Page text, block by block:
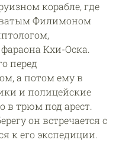
корабле, где
Филимоном
Кхи-Оска.
перед
а потом ему в
и полицейские
трюм под арест.
он встречается с
к его экспедиции.